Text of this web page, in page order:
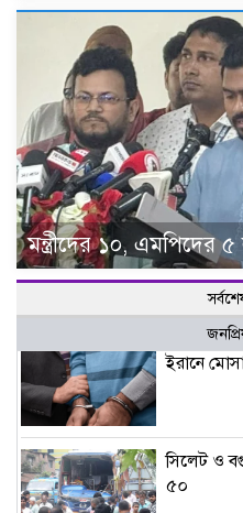
মন্ত্রীদের ১০, এমপিদের
ইরানে
সিলেট ও
৫০